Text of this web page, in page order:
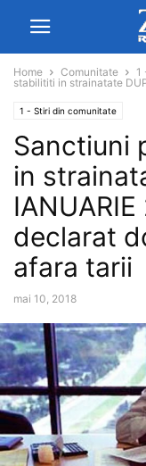
Home Comunitate 1
stabilititi in strainatate
1 - Stiri din comunitate
Sanctiuni
in
declarat
afara tarii
mai 10, 2018